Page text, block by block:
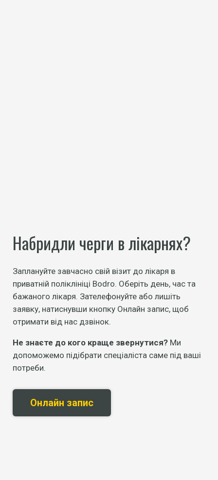
Набридли черги в лікарнях?
Заплануйте завчасно свій візит до лікаря в
приватній поліклініці Bodro. Оберіть день, час та
бажаного лікаря. Зателефонуйте або лишіть
заявку, натиснувши кнопку Онлайн запис, щоб
отримати від нас дзвінок.
Не знаєте до кого краще звернутися?Ми
допоможемо підібрати спеціаліста саме під ваші
потреби.
Онлайн запис